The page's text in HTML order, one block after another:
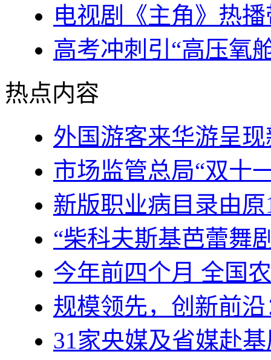
电视剧《主角》热
高考冲刺引“高压氧
热点内容
外国游客来华游呈
市场监管总局“双十
新版职业病目录由原
“柴科夫斯基芭蕾舞
今年前四个月 全国
规模领先，创新前
31家央媒及省媒赴